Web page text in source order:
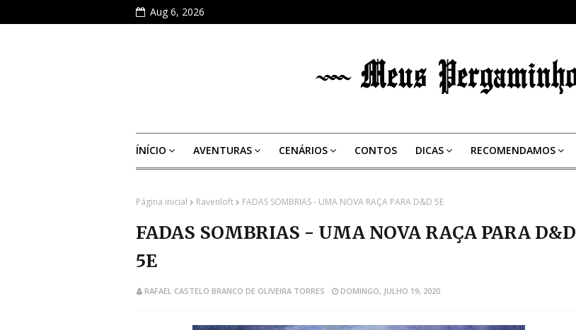
Aug 6, 2026
ÍNÍCIO AVENTURAS CENÁRIOS CONTOS DICAS RECOMENDAMOS
Página inicial Ravenloft FADAS SOMBRIAS - UMA NOVA RAÇA PARA D&D 5E
FADAS SOMBRIAS - UMA NOVA RAÇA PARA D&D
5E
RAFAEL CASTELO BRANCO DE OLIVEIRA TORRES DOMINGO, JULHO 19, 2020